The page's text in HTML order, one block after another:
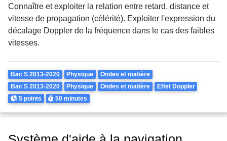
Connaître et exploiter la relation entre retard, distance et
vitesse de propagation (célérité). Exploiter l'expression du
décalage Doppler de la fréquence dans le cas des faibles
vitesses.
Theme
Bac S 2013-2020 Physique
Ondes et matière
Bac S 2013-2020
Physique Ondes et matière Effet Doppler
Points
5 points Durée
50 minutes